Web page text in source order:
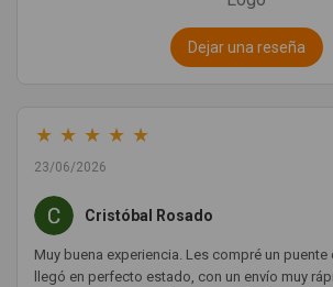
Dejar una reseña
★ ★ ★ ★ ★
23/06/2026
Cristóbal Rosado
Muy buena experiencia. Les compré un puente
llegó en perfecto estado, con un envío muy